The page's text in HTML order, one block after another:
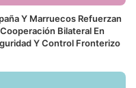
Y Marruecos Refuerzan
Cooperación Bilateral En
Y Control Fronterizo